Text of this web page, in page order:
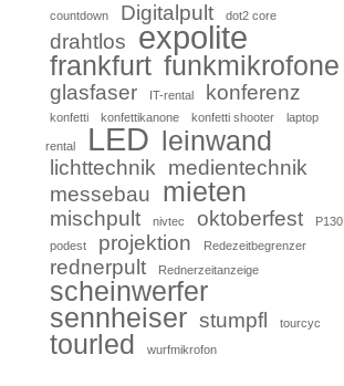
countdown
Digitalpult dot2 core
drahtlos expolite
frankfurt funkmikrofone
glasfaser IT-rental konferenz
konfetti konfettikanone konfetti shooter laptop
rental LED leinwand
lichttechnik medientechnik
messebau
mieten
mischpult nivtec oktoberfest
P130
podest
projektion Redezeitbegrenzer
rednerpult Rednerzeitanzeige
scheinwerfer
sennheiser stumpfl tourcyc
tourled wurfmikrofon